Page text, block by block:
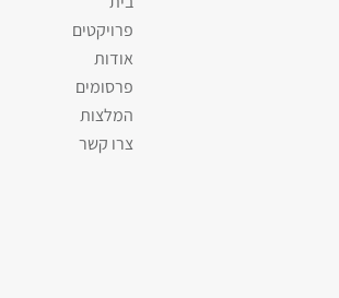
פרויקטים
אודות
פרסומים
המלצות
צרו קשר